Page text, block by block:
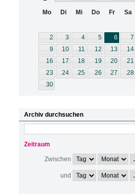
Mo Di Mi Do Fr Sa
2
3 4 5 6 7
9
10 11 12 13 14
16
17 18 19 20 21
23
24 25 26 27 28
30
Archiv durchsuchen
Zeitraum
Zwischen
und